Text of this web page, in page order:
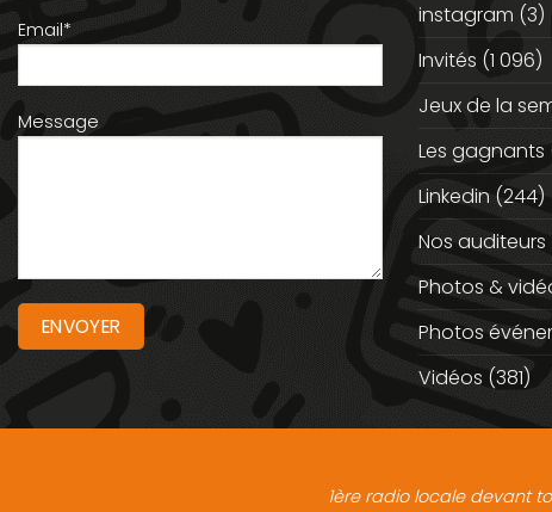
Email*
Message
instagram (3)
Invités (1 096)
Jeux de la
Les gagnants
Linkedin (244)
Nos auditeurs
Photos &
Photos
Vidéos (381)
1ère radio locale devant